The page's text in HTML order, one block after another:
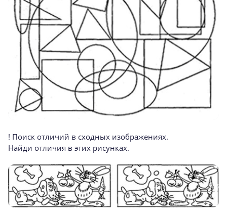
! Поиск отличий в сходных изображени­ях.
Найди отличия в этих рисунках.